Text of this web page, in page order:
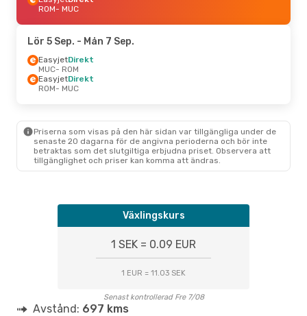
ROM- MUC
Lör 5 Sep. - Mån 7 Sep.
EasyjetDirekt
MUC- ROM
EasyjetDirekt
ROM- MUC
Priserna som visas på den här sidan var tillgängliga under de
senaste 20 dagarna för de angivna perioderna och bör inte
betraktas som det slutgiltiga erbjudna priset. Observera att
tillgänglighet och priser kan komma att ändras.
Växlingskurs
1 SEK = 0.09 EUR
1 EUR = 11.03 SEK
Senast kontrollerad Fre 7/08
Avstånd: 697 kms